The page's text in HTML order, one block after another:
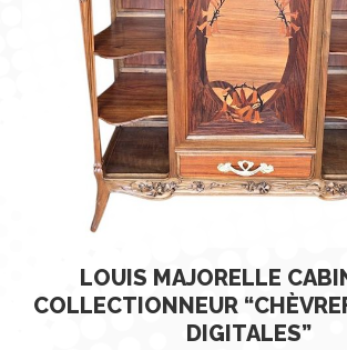
LOUIS MAJORELLE
COLLECTIONNEUR
DIGITALES”